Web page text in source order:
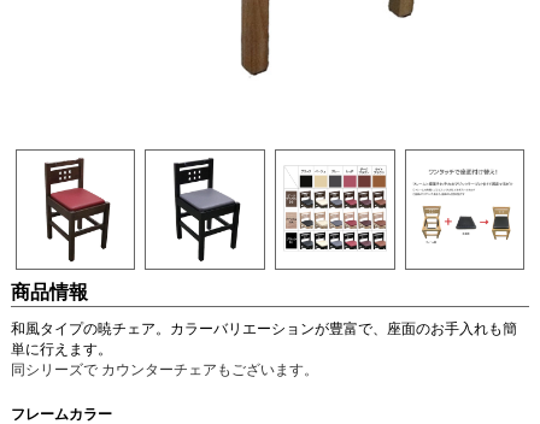
商品情報
和風タイプの暁チェア。カラーバリエーションが豊富で、座面のお手入れも簡
単に行えます。
同シリーズで カウンターチェアもございます。
フレームカラー